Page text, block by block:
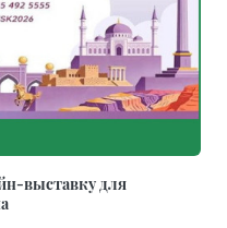
выставку для